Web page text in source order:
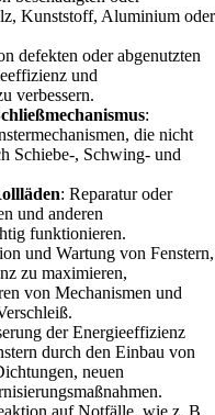
Kunststoff, Aluminium oder
defekten oder abgenutzten
und
verbessern.
:
die nicht
Schiebe-, Schwing- und
: Reparatur oder
und anderen
funktionieren.
und Wartung von Fenstern,
zu maximieren,
von Mechanismen und
der Energieeffizienz
durch den Einbau von
neuen